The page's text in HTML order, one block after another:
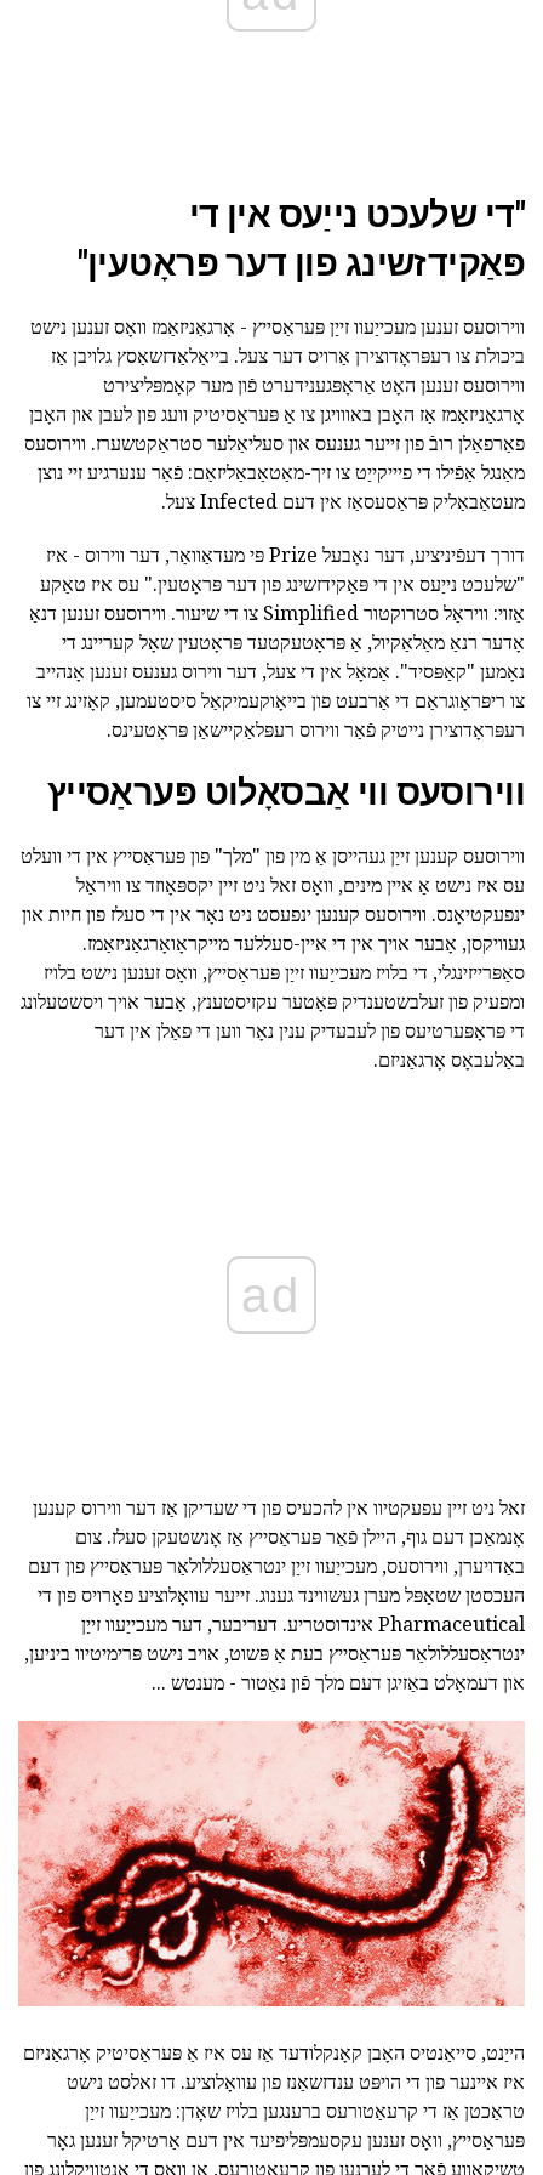
"די שלעכט נייַעס אין די
פּאַקידזשינג פון דער פּראָטעין"
ווירוסעס זענען מעכייַעוו זייַן פּעראַסייץ - אָרגאַניזאַמז וואָס זענען נישט
ביכולת צו רעפּראָדוצירן אַרויס דער צעל. בייאַלאַדזשאַסץ גלויבן אַז
ווירוסעס זענען האָט אַראָפּגענידערט פֿון מער קאָמפּליצירט
אָרגאַניזאַמז אַז האָבן באווויגן צו אַ פּעראַסיטיק וועג פון לעבן און האָבן
פאַרפאַלן רובֿ פון זייער גענעס און סעליאַלער סטראַקטשערז. ווירוסעס
מאַנגל אַפֿילו די פיייקייַט צו זיך-מאַטאַבאַליזאַם: פֿאַר ענערגיע זיי נוצן
מעטאַבאַליק פּראַסעסאַז אין דעם Infected צעל.
דורך דעפֿיניציע, דער נאָבעל Prize פּי מעדאַוואַר, דער ווירוס - איז
"שלעכט נייַעס אין די פּאַקידזשינג פון דער פּראָטעין." עס איז טאַקע
אַזוי: וויראַל סטרוקטור Simplified צו די שיעור. ווירוסעס זענען דנאַ
אָדער רנאַ מאַלאַקיול, אַ פּראָטעקטעד פּראָטעין שאָל קעריינג די
נאָמען "קאַפּסיד". אַמאָל אין די צעל, דער ווירוס גענעס זענען אָנהייב
צו ריפּראָוגראַם די אַרבעט פון בייאָוקעמיקאַל סיסטעמען, קאָזינג זיי צו
רעפּראָדוצירן נייטיק פֿאַר ווירוס רעפּלאַקיישאַן פּראָטעינס.
ווירוסעס ווי אַבסאָלוט פּעראַסייץ
ווירוסעס קענען זייַן געהייסן אַ מין פון "מלך" פון פּעראַסייץ אין די וועלט
עס איז נישט אַ איין מינים, וואָס זאל ניט זיין יקספּאָוזד צו וויראַל
ינפעקטיאָנס. ווירוסעס קענען ינפעסט ניט נאָר אין די סעלז פון חיות און
געוויקסן, אָבער אויך אין די איין-סעללעד מייקראָואָרגאַניזאַמז.
סאַפּרייזינגלי, די בלויז מעכייַעוו זייַן פּעראַסייץ, וואָס זענען נישט בלויז
ומפעיק פון זעלבשטענדיק פּאָטער עקזיסטענץ, אָבער אויך ויסשטעלונג
די פּראָפּערטיעס פון לעבעדיק ענין נאָר ווען די פאַלן אין דער
באַלעבאָס אָרגאַניזם.
ad
זאל ניט זיין עפעקטיוו אין להכעיס פון די שעדיקן אַז דער ווירוס קענען
אָנמאַכן דעם גוף, היילן פֿאַר פּעראַסייץ אַז אָנשטעקן סעלז. צום
באַדויערן, ווירוסעס, מעכייַעוו זייַן ינטראַסעללולאַר פּעראַסייץ פון דעם
העכסטן שטאַפּל מערן געשווינד גענוג. זייער עוואָלוציע פאָרויס פון די
Pharmaceutical אינדוסטריע. דעריבער, דער מעכייַעוו זייַן
ינטראַסעללולאַר פּעראַסייץ בעת אַ פּשוט, אויב נישט פּרימיטיוו ביניען,
און דעמאָלט באַזיגן דעם מלך פֿון נאַטור - מענטש ...
הייַנט, סייאַנטיס האָבן קאָנקלודעד אַז עס איז אַ פּעראַסיטיק אָרגאַניזם
איז איינער פון די הויפּט ענדזשאַנז פון עוואָלוציע. דו זאלסט נישט
טראַכטן אַז די קרעאַטורעס ברענגען בלויז שאָדן: מעכייַעוו זייַן
פּעראַסייץ, וואָס זענען עקסעמפּליפיעד אין דעם אַרטיקל זענען גאָר
טשיקאַווע פֿאַר די לערנען פון קרעאַטורעס, אָן וואָס די אַנטוויקלונג פון